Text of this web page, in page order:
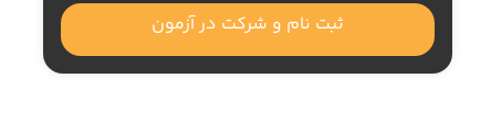
ثبت نام و شرکت در آزمون